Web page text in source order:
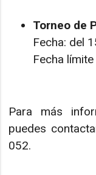
Torneo de
Fecha: del
Fecha
Para más
puedes
052.